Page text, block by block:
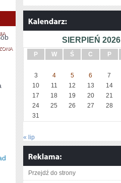
DORABIANIE
KLUCZYKÓW
SIERPIEŃ 2026
P W Ś C P
3
4 5 6 7
10
11 12 13 14
17
18 19 20 21
24
25 26 27 28
31
« lip
Przejdź do strony